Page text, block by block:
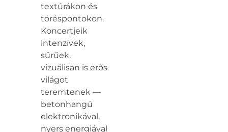
textúrákon és
töréspontokon.
Koncertjeik
intenzívek,
sűrűek,
vizuálisan is erős
világot
teremtenek —
betonhangú
elektronikával,
nyers energiával